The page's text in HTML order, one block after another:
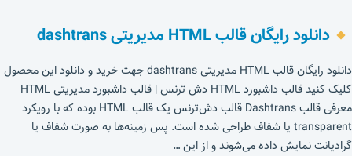
دانلود رایگان قالب HTML مدیریتی dashtrans
دانلود رایگان قالب HTML مدیریتی dashtrans جهت خرید و دانلود این محصول
معرفی قالب Dashtrans قالب دش‌ترنس یک قالب HTML بوده که با رویکرد
transparent یا شفاف طراحی شده است. پس زمینه‌ها به صورت شفاف یا
گرادیانت نمایش داده می‌شوند و از این …